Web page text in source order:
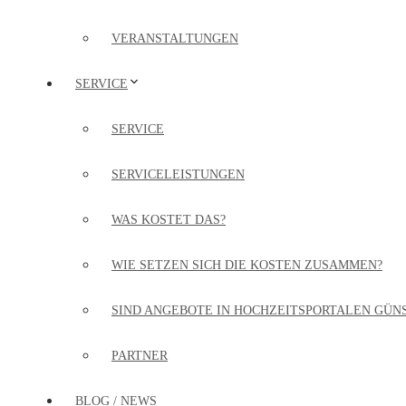
VERANSTALTUNGEN
SERVICE
SERVICE
SERVICELEISTUNGEN
WAS KOSTET DAS?
WIE SETZEN SICH DIE KOSTEN ZUSAMMEN?
SIND ANGEBOTE IN HOCHZEITSPORTALEN
PARTNER
BLOG / NEWS